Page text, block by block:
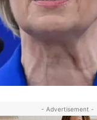
- Advertisement -